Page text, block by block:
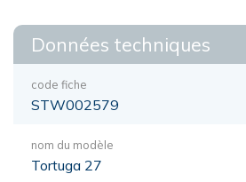
Données techniques
code fiche
STW002579
nom du modèle
Tortuga 27